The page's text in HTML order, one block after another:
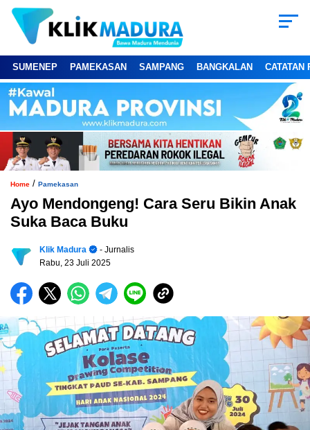
SUMENEP PAMEKASAN SAMPANG BANGKALAN CATATAN
Home / Pamekasan
Ayo Mendongeng! Cara Seru Bikin Anak
Suka Baca Buku
Klik Madura
- Jurnalis
Rabu, 23 Juli 2025